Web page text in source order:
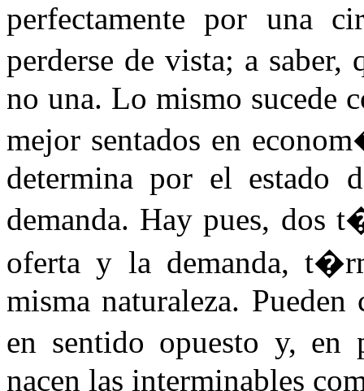
perfectamente por una
perderse de vista; a
no una. Lo mismo sucede
mejor sentados en
determina por el estado
demanda. Hay pues, dos
oferta y la demanda,
misma naturaleza.
en sentido opuesto y,
nacen las interminables